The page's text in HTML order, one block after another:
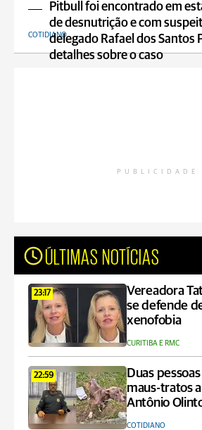
Pitbull foi encontrado em
de desnutrição e com
delegado Rafael dos Santos
detalhes sobre o caso
COTIDIANO
PUBLICIDADE
ÚLTIMAS NOTÍCIAS
23:17
Vereadora
se defende
xenofobia
CURITIBA E RMC
22:59
Duas
maus-tratos
Antônio
COTIDIANO